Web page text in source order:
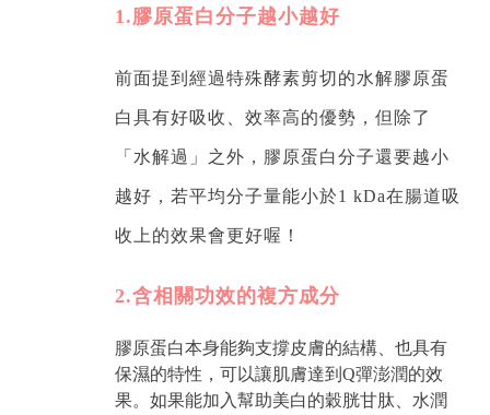
1.膠原蛋白分子越小越好
前面提到經過特殊酵素剪切的水解膠原蛋
白具有好吸收、效率高的優勢，但除了
「水解過」之外，膠原蛋白分子還要越小
越好，若平均分子量能小於1 kDa在腸道吸
收上的效果會更好喔！
2.含相關功效的複方成分
膠原蛋白本身能夠支撐皮膚的結構、也具有
保濕的特性，可以讓肌膚達到Q彈澎潤的效
果。如果能加入幫助美白的穀胱甘肽、水潤